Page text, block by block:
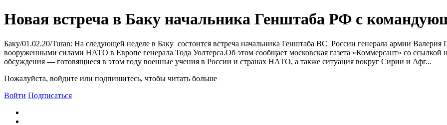
Новая встреча в Баку начальника Генштаба РФ с
Баку/01.02.20/Turan: На следующей неделе в Баку состоится встреча начальника Генштаба ВС России генерала армии
вооруженными силами НАТО в Европе генерала Тода Уолтерса.Об этом сообщает московская газета «Коммерсант» со
обсуждения — готовящиеся в этом году военные учения в России и странах НАТО, а также ситуация вокруг Сирии и Афг...
Пожалуйста, войдите или подпишитесь, чтобы читать больше
Войти Подписаться